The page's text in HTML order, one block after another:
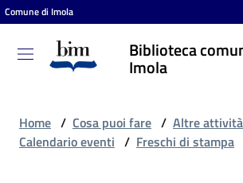
Vai al contenuto
Vai alla navigazione
Vai al footer
Comune di Imola
Biblioteca
Imola
Biblioteca
comunale
Home / Cosa puoi fare / Altre attività
Calendario eventi / Freschi di stampa